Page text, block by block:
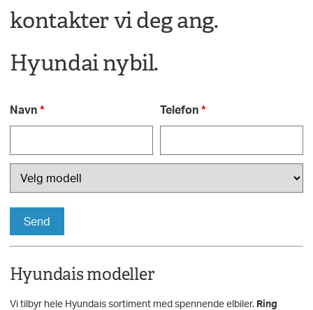
kontakter vi deg ang.
Hyundai nybil.
Navn* Telefon*
Hyundais modeller
Vi tilbyr hele Hyundais sortiment med spennende elbiler. Ring